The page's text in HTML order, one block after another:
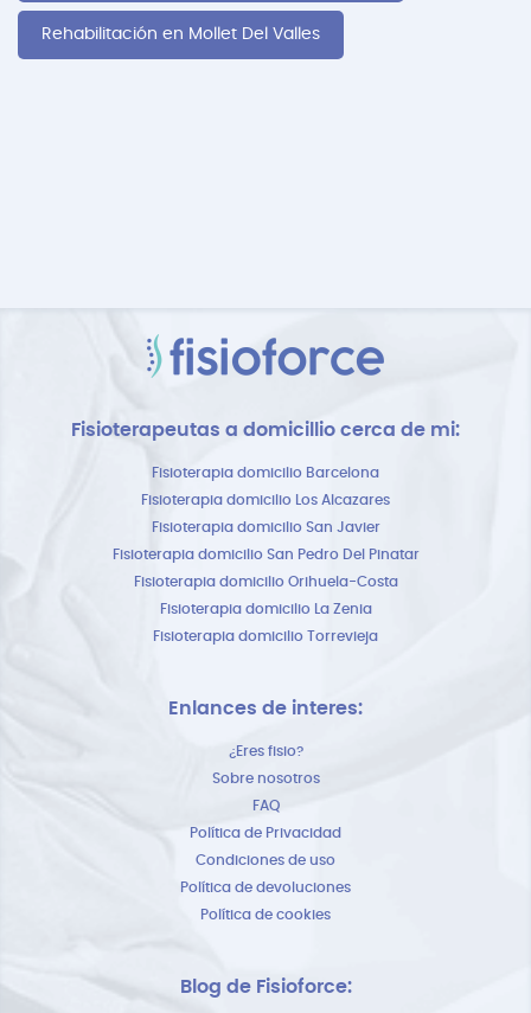
Rehabilitación en Mollet Del Valles
Fisioterapeutas a domicillio cerca de mi:
Fisioterapia domicilio Barcelona
Fisioterapia domicilio Los Alcazares
Fisioterapia domicilio San Javier
Fisioterapia domicilio San Pedro Del Pinatar
Fisioterapia domicilio Orihuela-Costa
Fisioterapia domicilio La Zenia
Fisioterapia domicilio Torrevieja
Enlances de interes:
¿Eres fisio?
Sobre nosotros
FAQ
Política de Privacidad
Condiciones de uso
Política de devoluciones
Política de cookies
Blog de Fisioforce: